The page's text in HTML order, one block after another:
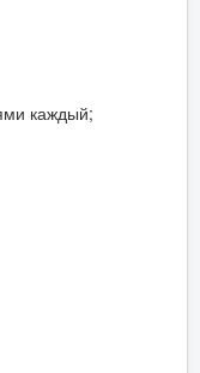
каждый;